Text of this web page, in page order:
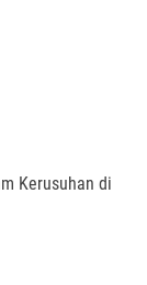
Kerusuhan di